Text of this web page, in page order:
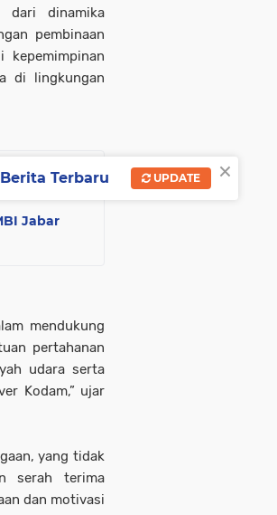
dari dinamika
pembinaan
kepemimpinan
di lingkungan
Jabar
mendukung
pertahanan
udara serta
Kodam,” ujar
yang tidak
serah terima
dan motivasi
×
Berita Terbaru UPDATE